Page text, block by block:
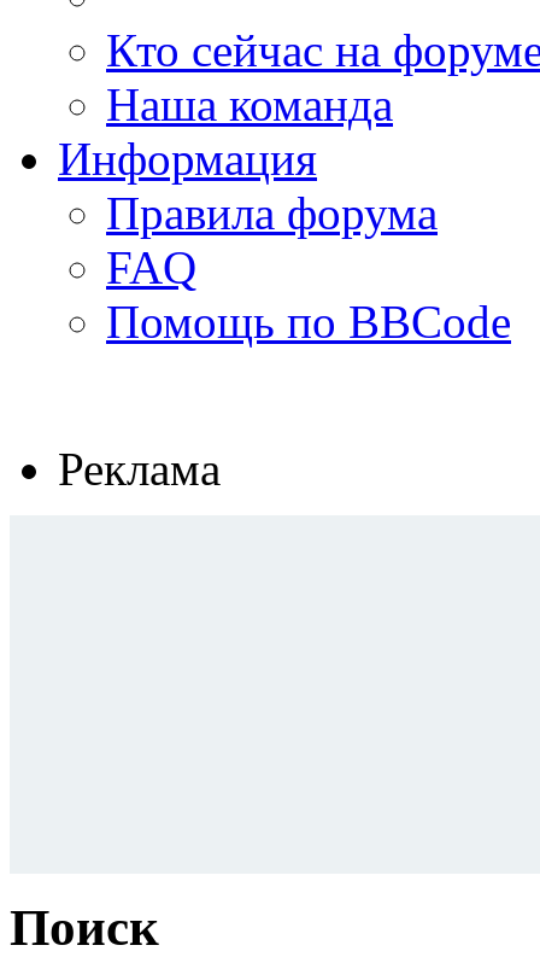
Кто сейчас на
Наша команда
Информация
Правила форума
FAQ
Помощь по BBCode
Реклама
Поиск